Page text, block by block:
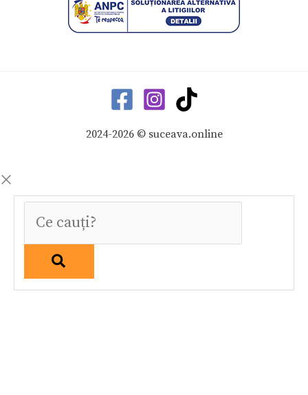
2024-2026 © suceava.online